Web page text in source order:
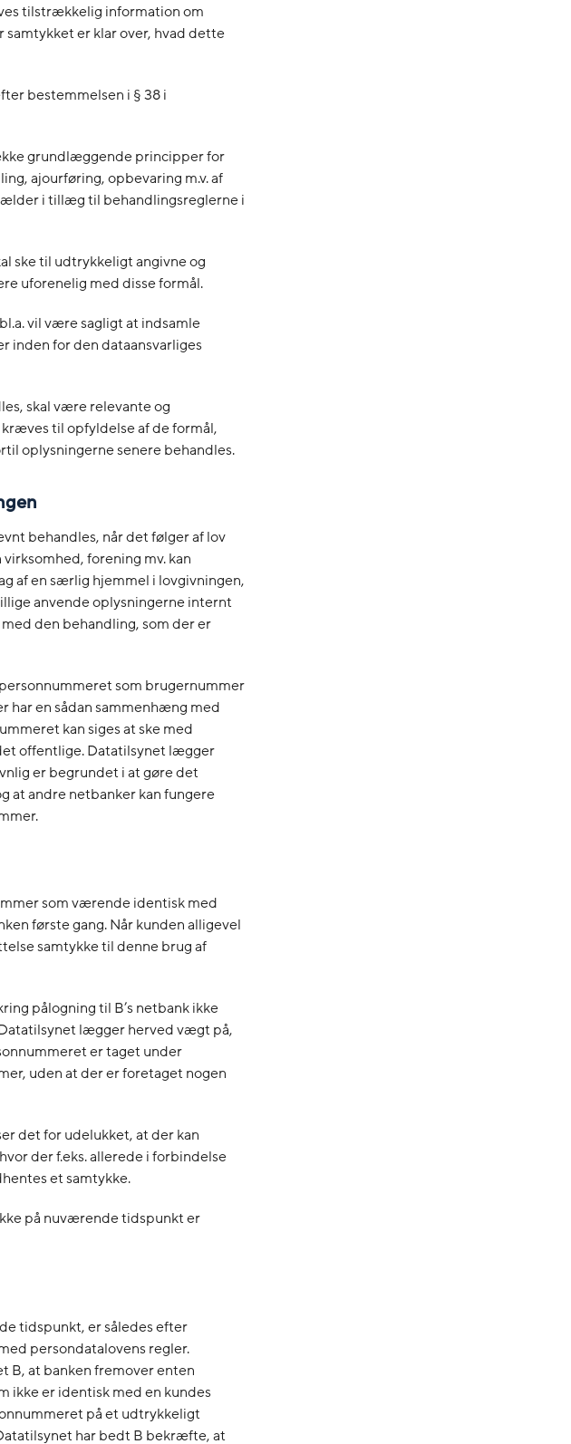
tilstrækkelig information om
er klar over, hvad dette
bestemmelsen i § 38 i
grundlæggende principper for
ajourføring, opbevaring m.v. af
i tillæg til behandlingsreglerne i
ske til udtrykkeligt angivne og
uforenelig med disse formål.
vil være sagligt at indsamle
inden for den dataansvarliges
skal være relevante og
til opfyldelse af de formål,
oplysningerne senere behandles.
behandles, når det følger af lov
forening mv. kan
af en særlig hjemmel i lovgivningen,
anvende oplysningerne internt
den behandling, som der er
som brugernummer
har en sådan sammenhæng med
kan siges at ske med
offentlige. Datatilsynet lægger
er begrundet i at gøre det
at andre netbanker kan fungere
som værende identisk med
første gang. Når kunden alligevel
samtykke til denne brug af
pålogning til B’s netbank ikke
lægger herved vægt på,
er taget under
uden at der er foretaget nogen
det for udelukket, at der kan
der f.eks. allerede i forbindelse
et samtykke.
på nuværende tidspunkt er
tidspunkt, er således efter
persondatalovens regler.
B, at banken fremover enten
ikke er identisk med en kundes
på et udtrykkeligt
har bedt B bekræfte, at